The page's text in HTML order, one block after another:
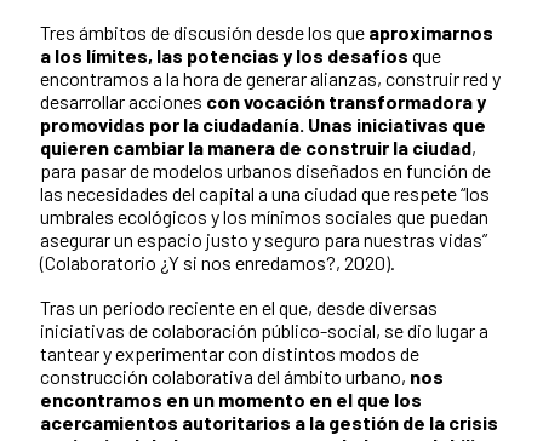
Tres ámbitos de discusión desde los que aproximarnos
a los límites, las potencias y los desafíos que
encontramos a la hora de generar alianzas, construir red y
desarrollar acciones con vocación transformadora y
promovidas por la ciudadanía. Unas iniciativas que
quieren cambiar la manera de construir la ciudad,
para pasar de modelos urbanos diseñados en función de
las necesidades del capital a una ciudad que respete “los
umbrales ecológicos y los mínimos sociales que puedan
asegurar un espacio justo y seguro para nuestras vidas”
(Colaboratorio ¿Y si nos enredamos?, 2020).
Tras un periodo reciente en el que, desde diversas
iniciativas de colaboración público-social, se dio lugar a
tantear y experimentar con distintos modos de
construcción colaborativa del ámbito urbano, nos
encontramos en un momento en el que los
acercamientos autoritarios a la gestión de la crisis